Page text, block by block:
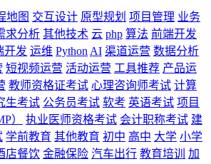
地图 交互设计 原型规划 项目管理 业务
求分析 其他技术 云 php 算法 前端开发
开发 运维 Python AI 渠道运营 数据分析
短视频运营 活动运营 工具推荐 产品运
教师资格证考试 心理咨询师考试 计算
生考试 公务员考试 软考 英语考试 项目
）
执业医师资格考试 会计职称考试 建
学前教育 其他教育 初中 高中 大学 小学
店餐饮 金融保险 汽车出行 教育培训
加